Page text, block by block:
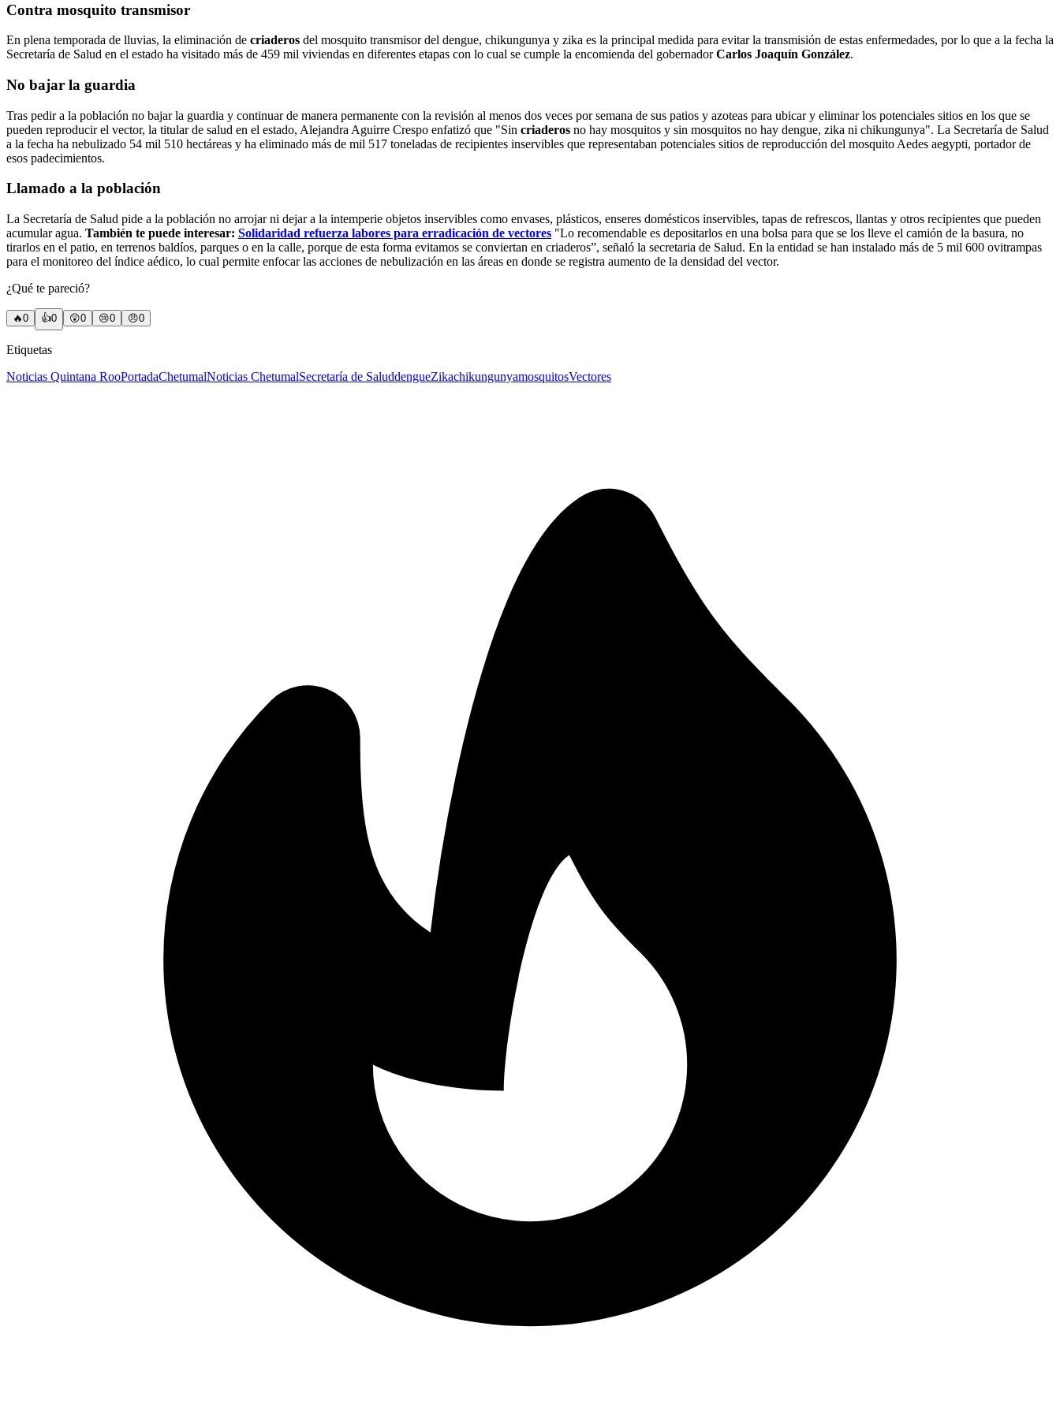
Contra mosquito transmisor
En plena temporada de lluvias, la eliminación de criaderos del mosquito transmisor del dengue, chikungunya y zika es la principal medida para evitar la transmisión de estas enfermedades, por lo que a la fecha la
Secretaría de Salud en el estado ha visitado más de 459 mil viviendas en diferentes etapas con lo cual se cumple la encomienda del gobernadorCarlos Joaquín González.
No bajar la guardia
Tras pedir a la población no bajar la guardia y continuar de manera permanente con la revisión al menos dos veces por semana de sus patios y azoteas para ubicar y eliminar los potenciales sitios en los que se
pueden reproducir el vector, la titular de salud en el estado, Alejandra Aguirre Crespo enfatizó que "Sin criaderos no hay mosquitos y sin mosquitos no hay dengue, zika ni chikungunya". La Secretaría de Salud
a la fecha ha nebulizado 54 mil 510 hectáreas y ha eliminado más de mil 517 toneladas de recipientes inservibles que representaban potenciales sitios de reproducción del mosquito Aedes aegypti, portador de
esos padecimientos.
Llamado a la población
La Secretaría de Salud pide a la población no arrojar ni dejar a la intemperie objetos inservibles como envases, plásticos, enseres domésticos inservibles, tapas de refrescos, llantas y otros recipientes que pueden
acumular agua. También te puede interesar: Solidaridad refuerza labores para erradicación de vectores "Lo recomendable es depositarlos en una bolsa para que se los lleve el camión de la basura, no
tirarlos en el patio, en terrenos baldíos, parques o en la calle, porque de esta forma evitamos se conviertan en criaderos”, señaló la secretaria de Salud. En la entidad se han instalado más de 5 mil 600 ovitrampas
para el monitoreo del índice aédico, lo cual permite enfocar las acciones de nebulización en las áreas en donde se registra aumento de la densidad del vector.
¿Qué te pareció?
🔥0 👍0 😲0 😢0 😠0
Etiquetas
Noticias Quintana RooPortadaChetumalNoticias ChetumalSecretaría de SaluddengueZikachikungunyamosquitosVectores